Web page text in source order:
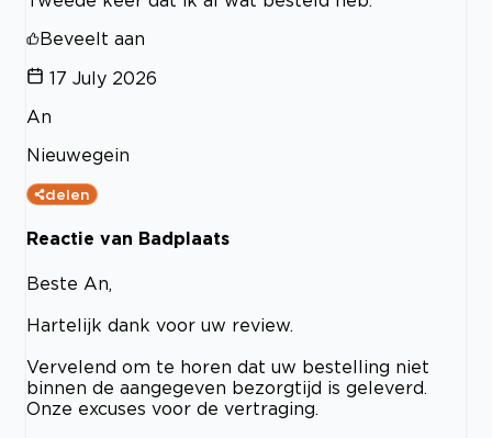
Beveelt aan
17 July 2026
An
Nieuwegein
delen
Reactie van Badplaats
Beste An,
Hartelijk dank voor uw review.
Vervelend om te horen dat uw bestelling niet
binnen de aangegeven bezorgtijd is geleverd.
Onze excuses voor de vertraging.